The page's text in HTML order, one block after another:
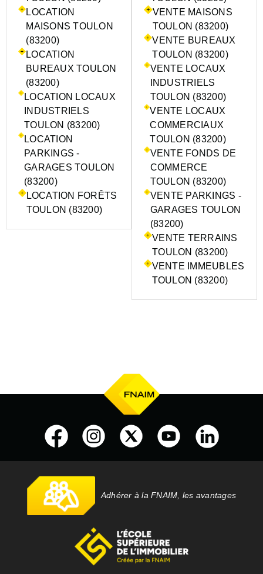
LOCATION
MAISONS TOULON
(83200)
LOCATION
BUREAUX TOULON
(83200)
LOCATION LOCAUX
INDUSTRIELS
TOULON (83200)
LOCATION
PARKINGS -
GARAGES TOULON
(83200)
LOCATION FORÊTS
TOULON (83200)
VENTE MAISONS
TOULON (83200)
VENTE BUREAUX
TOULON (83200)
VENTE LOCAUX
INDUSTRIELS
TOULON (83200)
VENTE LOCAUX
COMMERCIAUX
TOULON (83200)
VENTE FONDS DE
COMMERCE
TOULON (83200)
VENTE PARKINGS -
GARAGES TOULON
(83200)
VENTE TERRAINS
TOULON (83200)
VENTE IMMEUBLES
TOULON (83200)
Adhérer à la FNAIM, les avantages